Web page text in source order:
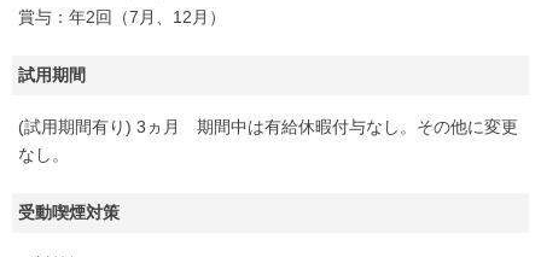
賞与：年2回（7月、12月）
試用期間
(試用期間有り) 3ヵ月 期間中は有給休暇付与なし。その他に変更
なし。
受動喫煙対策